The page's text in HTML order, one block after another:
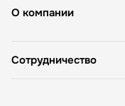
О компании
Сотрудничество